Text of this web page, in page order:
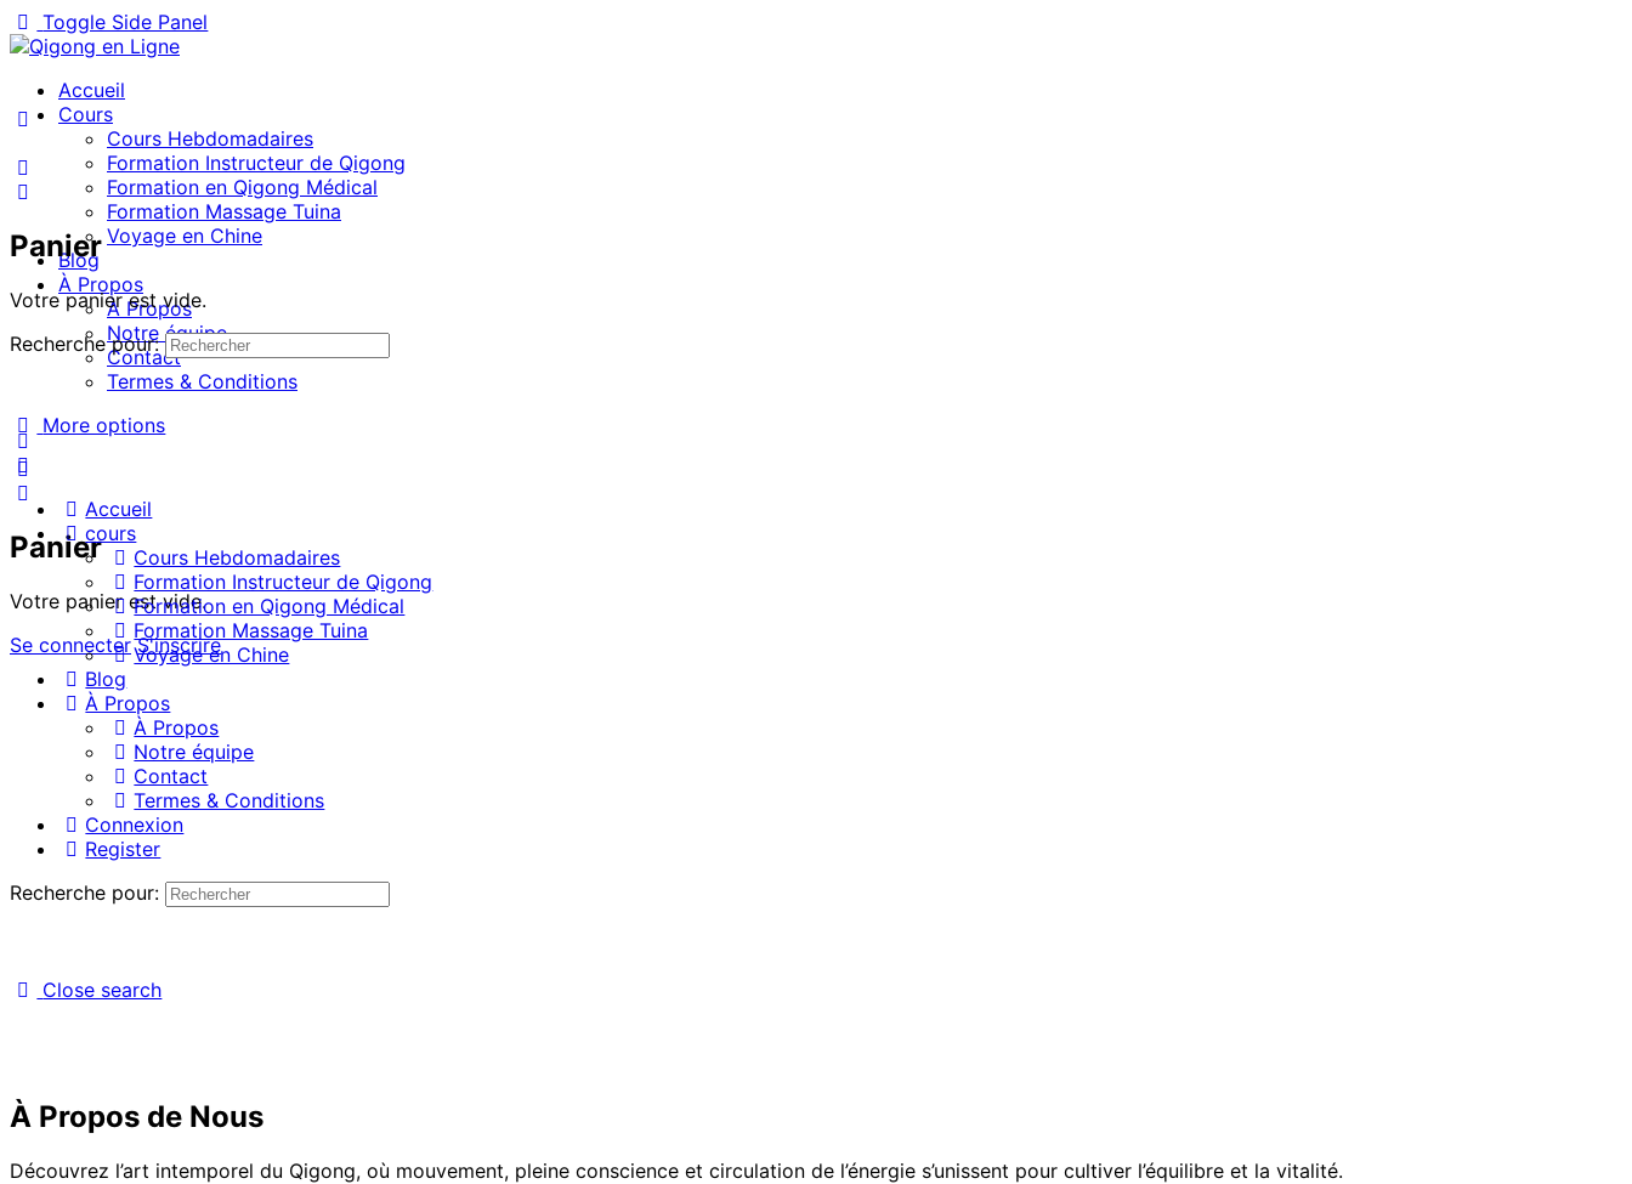
Toggle Side Panel
Accueil
Cours
Cours Hebdomadaires
Formation Instructeur de Qigong
Formation en Qigong Médical
Formation Massage Tuina
Voyage en Chine
Blog
À Propos
À Propos
Notre équipe
Contact
Termes & Conditions
More options
Panier
Votre panier est vide.
Se connecter S'inscrire
Panier
Votre panier est vide.
Recherche pour:
Accueil
cours
Cours Hebdomadaires
Formation Instructeur de Qigong
Formation en Qigong Médical
Formation Massage Tuina
Voyage en Chine
Blog
À Propos
À Propos
Notre équipe
Contact
Termes & Conditions
Connexion
Register
Recherche pour:
Close search
À Propos de Nous
Découvrez l’art intemporel du Qigong, où mouvement, pleine conscience et circulation de l’énergie s’unissent pour cultiver l’équilibre et la vitalité.